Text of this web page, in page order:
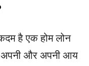
है एक होम लोन
अपनी और अपनी आय